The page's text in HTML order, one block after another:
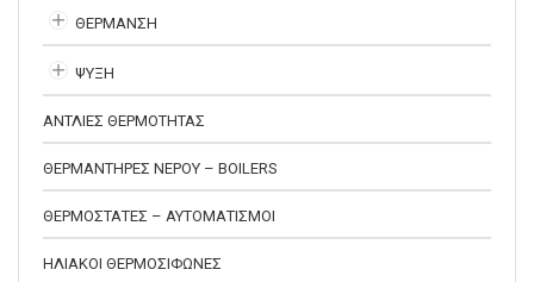
ΘΕΡΜΑΝΣΗ
ΨΥΞΗ
ΑΝΤΛΙΕΣ ΘΕΡΜΟΤΗΤΑΣ
ΘΕΡΜΑΝΤΗΡΕΣ ΝΕΡΟΥ – BOILERS
ΘΕΡΜΟΣΤΑΤΕΣ – ΑΥΤΟΜΑΤΙΣΜΟΙ
ΗΛΙΑΚΟΙ ΘΕΡΜΟΣΙΦΩΝΕΣ